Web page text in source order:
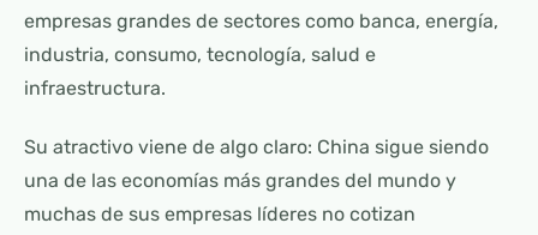
empresas grandes de sectores como banca, energía,
industria, consumo, tecnología, salud e
infraestructura.
Su atractivo viene de algo claro: China sigue siendo
una de las economías más grandes del mundo y
muchas de sus empresas líderes no cotizan